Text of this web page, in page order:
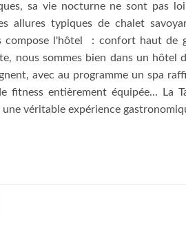
sa vie nocturne ne sont pas
allures typiques de chalet
compose l'hôtel : confort haut de
nous sommes bien dans un hôtel
avec au programme un spa
fitness entièrement équipée... La
véritable expérience